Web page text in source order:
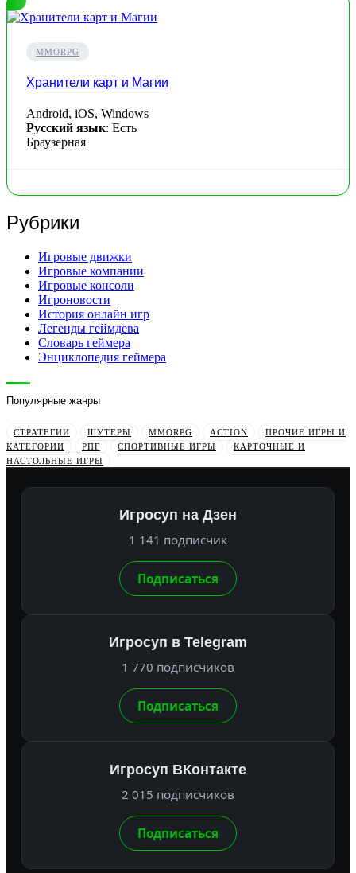
MMORPG
Хранители карт и Магии
Android, iOS, Windows
Русский язык: Есть
Браузерная
Рубрики
Игровые движки
Игровые компании
Игровые консоли
Игроновости
История онлайн игр
Легенды геймдева
Словарь геймера
Энциклопедия геймера
Популярные жанры
СТРАТЕГИИ ШУТЕРЫ MMORPG ACTION
ПРОЧИЕ ИГРЫ И
КАТЕГОРИИ
РПГ СПОРТИВНЫЕ ИГРЫ
КАРТОЧНЫЕ И
НАСТОЛЬНЫЕ ИГРЫ
Игросуп на Дзен
1 141 подписчик
Подписаться
Игросуп в Telegram
1 770 подписчиков
Подписаться
Игросуп ВКонтакте
2 015 подписчиков
Подписаться